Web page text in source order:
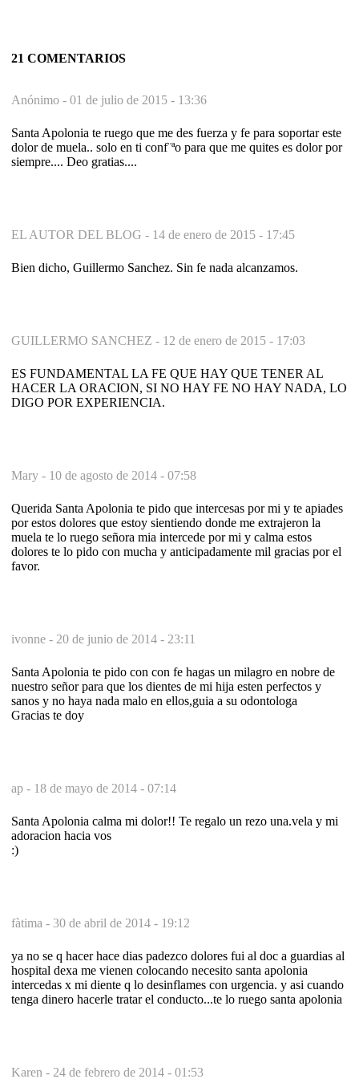
21 COMENTARIOS
Anónimo - 01 de julio de 2015 - 13:36
Santa Apolonia te ruego que me des fuerza y fe para soportar este
dolor de muela.. solo en ti conf¨ªo para que me quites es dolor por
siempre.... Deo gratias....
EL AUTOR DEL BLOG - 14 de enero de 2015 - 17:45
Bien dicho, Guillermo Sanchez. Sin fe nada alcanzamos.
GUILLERMO SANCHEZ - 12 de enero de 2015 - 17:03
ES FUNDAMENTAL LA FE QUE HAY QUE TENER AL
HACER LA ORACION, SI NO HAY FE NO HAY NADA, LO
DIGO POR EXPERIENCIA.
Mary - 10 de agosto de 2014 - 07:58
Querida Santa Apolonia te pido que intercesas por mi y te apiades
por estos dolores que estoy sientiendo donde me extrajeron la
muela te lo ruego señora mia intercede por mi y calma estos
dolores te lo pido con mucha y anticipadamente mil gracias por el
favor.
ivonne - 20 de junio de 2014 - 23:11
Santa Apolonia te pido con con fe hagas un milagro en nobre de
nuestro señor para que los dientes de mi hija esten perfectos y
sanos y no haya nada malo en ellos,guia a su odontologa
Gracias te doy
ap - 18 de mayo de 2014 - 07:14
Santa Apolonia calma mi dolor!! Te regalo un rezo una.vela y mi
adoracion hacia vos
:)
fàtima - 30 de abril de 2014 - 19:12
ya no se q hacer hace dias padezco dolores fui al doc a guardias al
hospital dexa me vienen colocando necesito santa apolonia
intercedas x mi diente q lo desinflames con urgencia. y asi cuando
tenga dinero hacerle tratar el conducto...te lo ruego santa apolonia
Karen - 24 de febrero de 2014 - 01:53